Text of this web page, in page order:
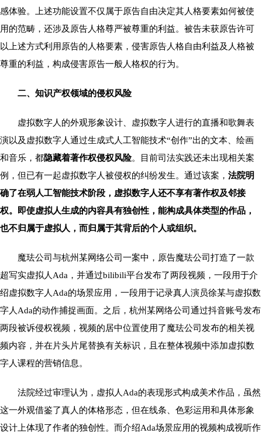
感体验。上述功能设置不仅属于原告自由决定其人格要素如何被使
用的范畴，还涉及原告人格尊严被尊重的利益。被告未获原告许可
以上述方式利用原告的人格要素，侵害原告人格自由利益及人格被
尊重的利益，构成侵害原告一般人格权的行为。
二、知识产权领域的侵权风险
虚拟数字人的外观形象设计、虚拟数字人进行的直播和歌舞表
演以及虚拟数字人通过生成式人工智能技术“创作”出的文本、绘画
和音乐，都隐藏着著作权侵权风险。目前司法实践还未出现相关案
例，但已有一起虚拟数字人被侵权的纠纷发生。通过该案， 法院明
确了在弱人工智能技术阶段，虚拟数字人还不享有著作权及邻接
权。即使虚拟人生成的内容具有独创性，能构成具体类型的作品，
也不归属于虚拟人，而归属于其背后的个人或组织。
魔珐公司与杭州某网络公司一案中，原告魔珐公司打造了一款
超写实虚拟人Ada，并通过bilibili平台发布了两段视频，一段用于介
绍虚拟数字人Ada的场景应用，一段用于记录真人演员徐某与虚拟数
字人Ada的动作捕捉画面。之后，杭州某网络公司通过抖音账号发布
两段被诉侵权视频，视频的居中位置使用了魔珐公司发布的相关视
频内容，并在片头片尾替换有关标识，且在整体视频中添加虚拟数
字人课程的营销信息。
法院经过审理认为，虚拟人Ada的表现形式构成美术作品，虽然
这一外观借鉴了真人的体格形态，但在线条、色彩运用和具体形象
设计上体现了作者的独创性。而介绍Ada场景应用的视频构成视听作